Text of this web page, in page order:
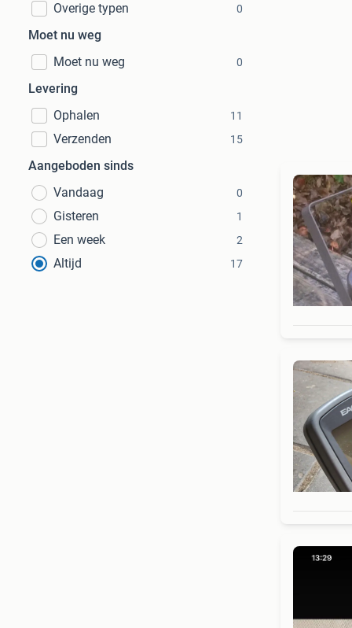
Overige typen 0
Moet nu weg
Moet nu weg
0
Levering
Ophalen
11
Verzenden 15
Aangeboden sinds
Vandaag
0
Gisteren 1
Een week 2
Altijd 17